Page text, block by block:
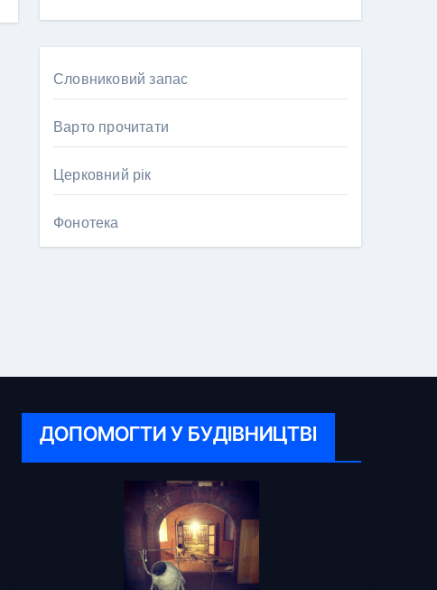
Словниковий запас
Варто прочитати
Церковний рік
Фонотека
ДОПОМОГТИ У БУДІВНИЦТВІ